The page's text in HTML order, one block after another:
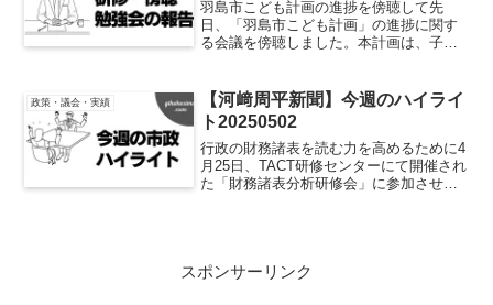
羽島市こども計画の進捗を傍聴して先
日、「羽島市こども計画」の進捗に関す
る会議を傍聴しました。本計画は、子ど
く支援事業計画も包含する、羽島市の子
育て施策の中核となるもの...
政策・議会・実績
【河﨑周平新聞】今週のハイライ
ト20250502
行政の財務諸表を読む力を高めるために4
月25日、TACT研修センターにて開催され
た「財務諸表分析研修会」に参加させて
スポンサーリンク